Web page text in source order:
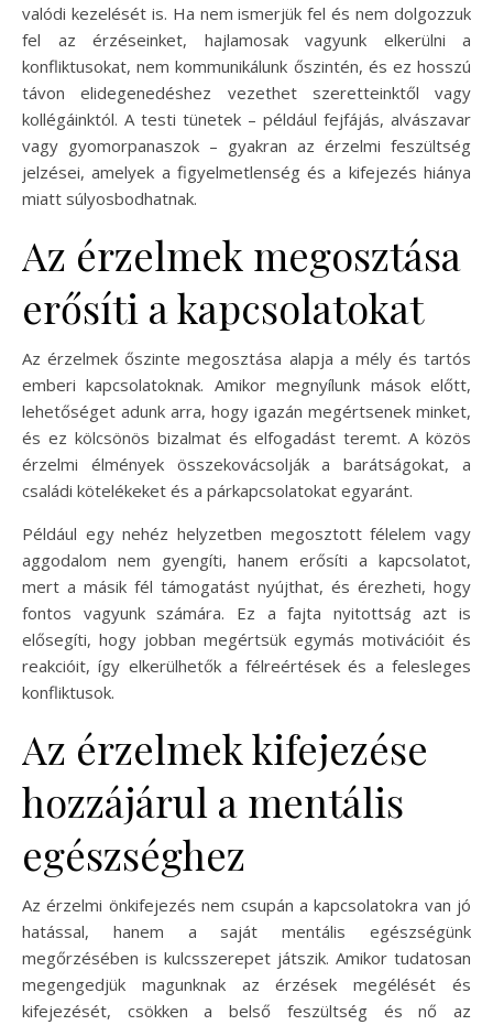
valódi kezelését is. Ha nem ismerjük fel és nem dolgozzuk
fel az érzéseinket, hajlamosak vagyunk elkerülni a
konfliktusokat, nem kommunikálunk őszintén, és ez hosszú
távon elidegenedéshez vezethet szeretteinktől vagy
kollégáinktól. A testi tünetek – például fejfájás, alvászavar
vagy gyomorpanaszok – gyakran az érzelmi feszültség
jelzései, amelyek a figyelmetlenség és a kifejezés hiánya
miatt súlyosbodhatnak.
Az érzelmek megosztása
erősíti a kapcsolatokat
Az érzelmek őszinte megosztása alapja a mély és tartós
emberi kapcsolatoknak. Amikor megnyílunk mások előtt,
lehetőséget adunk arra, hogy igazán megértsenek minket,
és ez kölcsönös bizalmat és elfogadást teremt. A közös
érzelmi élmények összekovácsolják a barátságokat, a
családi kötelékeket és a párkapcsolatokat egyaránt.
Például egy nehéz helyzetben megosztott félelem vagy
aggodalom nem gyengíti, hanem erősíti a kapcsolatot,
mert a másik fél támogatást nyújthat, és érezheti, hogy
fontos vagyunk számára. Ez a fajta nyitottság azt is
elősegíti, hogy jobban megértsük egymás motivációit és
reakcióit, így elkerülhetők a félreértések és a felesleges
konfliktusok.
Az érzelmek kifejezése
hozzájárul a mentális
egészséghez
Az érzelmi önkifejezés nem csupán a kapcsolatokra van jó
hatással, hanem a saját mentális egészségünk
megőrzésében is kulcsszerepet játszik. Amikor tudatosan
megengedjük magunknak az érzések megélését és
kifejezését, csökken a belső feszültség és nő az